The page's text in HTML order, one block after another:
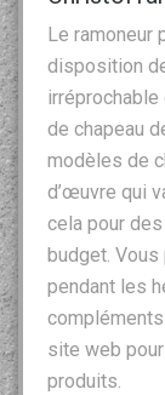
Le ramoneur
disposition
de chapeau
modèles de
d’œuvre qui
cela pour
budget.
pendant les
site web
produits.